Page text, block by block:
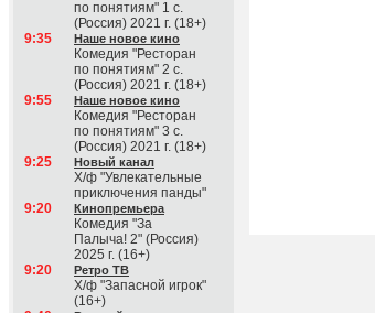
по понятиям" 1 с.
(Россия) 2021 г. (18+)
9:35
Наше новое кино
Комедия "Ресторан
по понятиям" 2 с.
(Россия) 2021 г. (18+)
9:55
Наше новое кино
Комедия "Ресторан
по понятиям" 3 с.
(Россия) 2021 г. (18+)
9:25
Новый канал
Х/ф "Увлекательные
приключения панды"
9:20
Кинопремьера
Комедия "За
Палыча! 2" (Россия)
2025 г. (16+)
9:20
Ретро ТВ
Х/ф "Запасной игрок"
(16+)